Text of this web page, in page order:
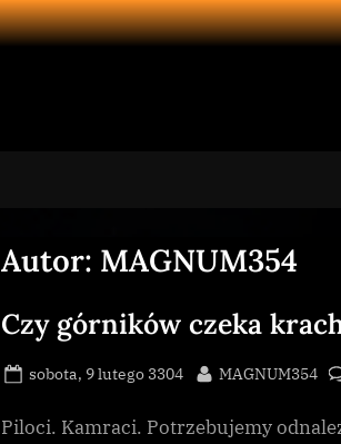
Autor: MAGNUM354
Czy górników czeka
Posted
sobota, 9 lutego 3304 By
MAGNUM354
Piloci. Kamraci. Potrzebujemy